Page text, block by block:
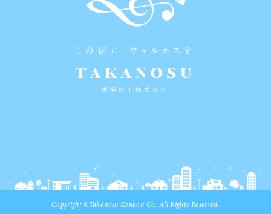
Copyright ©Takanosu Kenkou Co. All Rights Reserved.